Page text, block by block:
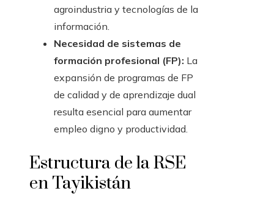
agroindustria y tecnologías de la
información.
Necesidad de sistemas de
formación profesional (FP): La
expansión de programas de FP
de calidad y de aprendizaje dual
resulta esencial para aumentar
empleo digno y productividad.
Estructura de la RSE
en Tayikistán